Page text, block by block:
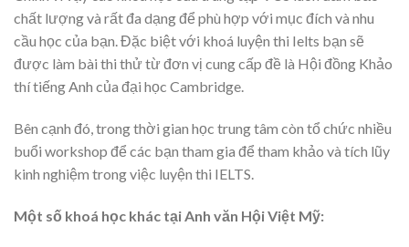
chất lượng và rất đa dạng để phù hợp với mục đích và nhu
cầu học của bạn. Đặc biệt với khoá luyện thi Ielts bạn sẽ
được làm bài thi thử từ đơn vị cung cấp đề là Hội đồng Khảo
thí tiếng Anh của đại học Cambridge.
Bên cạnh đó, trong thời gian học trung tâm còn tổ chức nhiều
buổi workshop để các bạn tham gia để tham khảo và tích lũy
kinh nghiệm trong việc luyện thi IELTS.
Một số khoá học khác tại Anh văn Hội Việt Mỹ: